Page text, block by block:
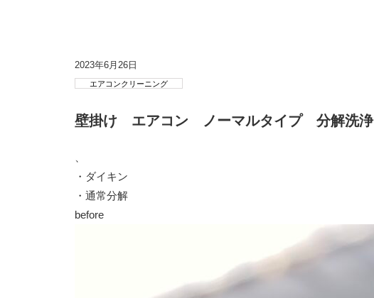
2023年6月26日
エアコンクリーニング
壁掛け エアコン ノーマルタイプ 分解洗浄
・ダイキン
・通常分解
before